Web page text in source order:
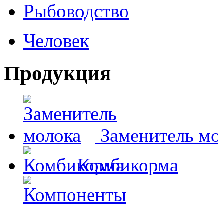
Рыбоводство
Человек
Продукция
Заменитель
Комбикорма